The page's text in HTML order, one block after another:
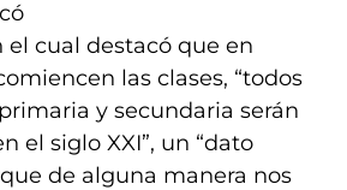
cual destacó que en
las clases, “todos
y secundaria serán
el siglo XXI”, un “dato
de alguna manera nos